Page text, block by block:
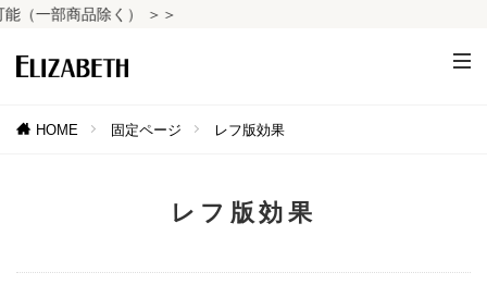
（一部商品除く） ＞＞
HOME 固定ページ レフ版効果
レフ版効果